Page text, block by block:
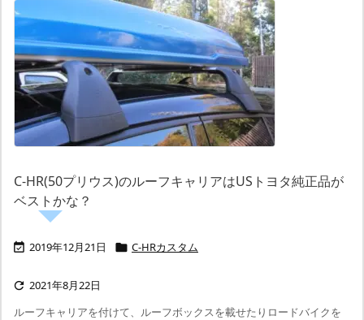
C-HR(50プリウス)のルーフキャリアはUSトヨタ純正品が
ベストかな？
 2019年12月21日  C-HRカスタム
 2021年8月22日
ルーフキャリアを付けて、ルーフボックスを載せたりロードバイクを